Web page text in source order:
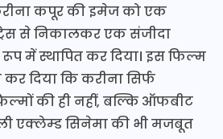
कपूर की इमेज को एक
से निकालकर एक संजीदा
में स्थापित कर दिया। इस फिल्म
दिया कि करीना सिर्फ
की ही नहीं, बल्कि ऑफबीट
एक्लेम्ड सिनेमा की भी मजबूत